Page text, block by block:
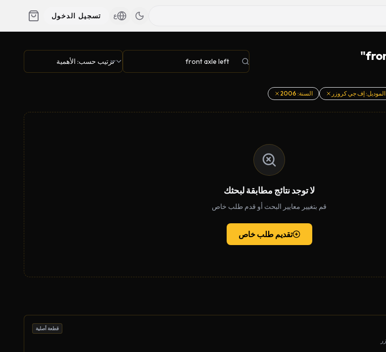
ع تسجيل الدخول
الموديل: إف جي كروزر السنة: 2006
لا توجد نتائج مطابقة لبحثك
قم بتغيير معايير البحث أو قدم طلب خاص
تقديم طلب خاص
قطعة أصلية